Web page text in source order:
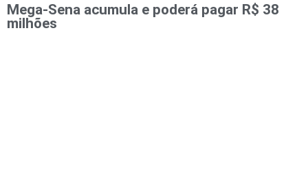
Mega-Sena acumula e poderá pagar R$ 38
milhões